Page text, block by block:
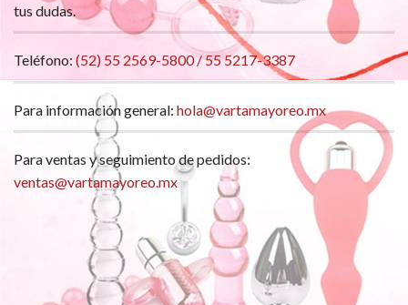
tus dudas.
Teléfono: (52) 55 2569-5800 / 55 5217-3387
Para información general: hola@vartamayoreo.mx
Para ventas y seguimiento de pedidos:
ventas@vartamayoreo.mx